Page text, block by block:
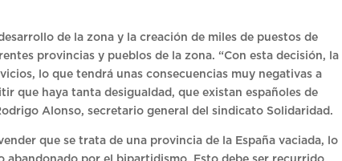
de la zona y la creación de miles de puestos de
provincias y pueblos de la zona. “Con esta decisión, la
lo que tendrá unas consecuencias muy negativas a
que haya tanta desigualdad, que existan españoles de
Alonso, secretario general del sindicato Solidaridad.
que se trata de una provincia de la España vaciada, lo